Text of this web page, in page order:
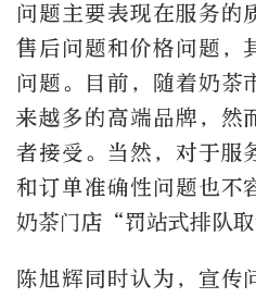
问题主要表现在服务的
售后问题和价格问题，
问题。目前，随着奶茶
来越多的高端品牌，然
者接受。当然，对于服
和订单准确性问题也不
奶茶门店“罚站式排队
陈旭辉同时认为，宣